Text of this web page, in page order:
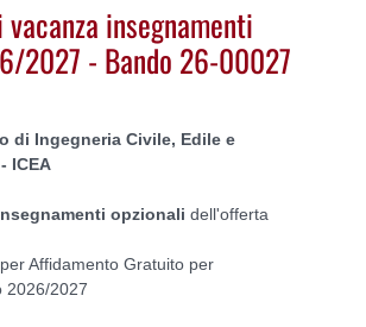
insegnamenti
2027 - Bando 26-00027
di Ingegneria Civile, Edile e
ICEA
opzionali dell'offerta
Affidamento Gratuito per
2026/2027